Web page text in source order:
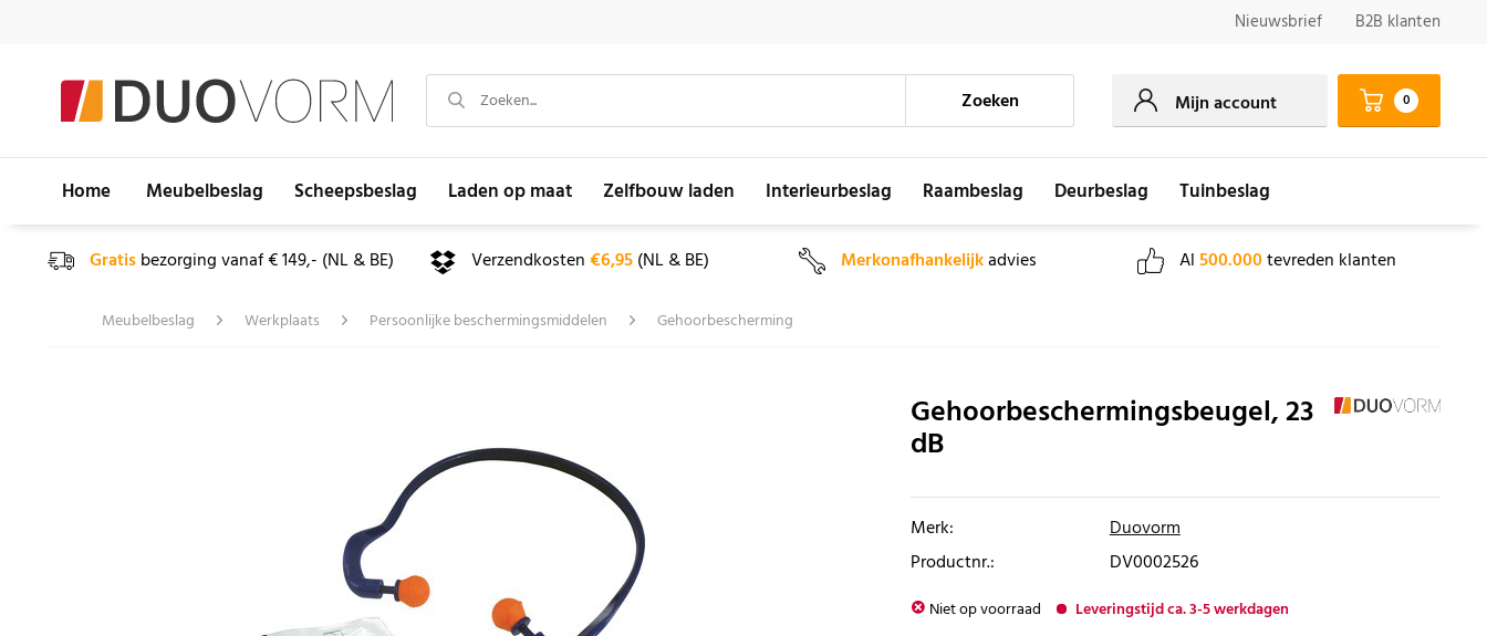
Nieuwsbrief B2B klanten
Zoeken Mijn account 0
Home Meubelbeslag Scheepsbeslag Laden op maat Zelfbouw laden Interieurbeslag Raambeslag Deurbeslag Tuinbeslag
Gratisbezorging vanaf € 149,- (NL & BE) Verzendkosten€6,95(NL & BE) Merkonafhankelijkadvies Al500.000tevreden klanten
Meubelbeslag Werkplaats Persoonlijke beschermingsmiddelen Gehoorbescherming
Gehoorbeschermingsbeugel, 23
dB
Merk:
Duovorm
Productnr.:
DV0002526
Niet op voorraad Leveringstijd ca. 3-5 werkdagen